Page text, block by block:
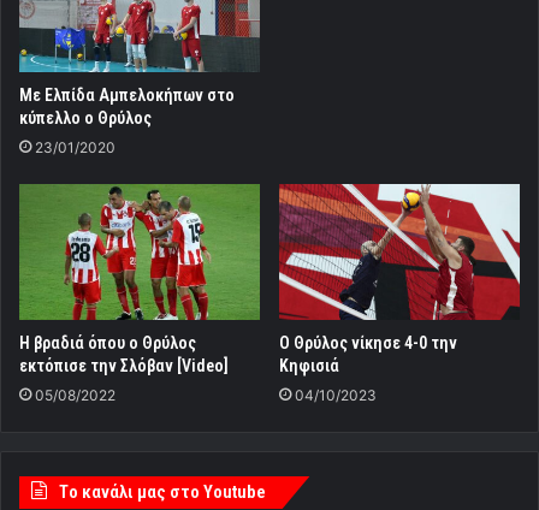
Με Ελπίδα Αμπελοκήπων στο
κύπελλο ο Θρύλος
23/01/2020
Η βραδιά όπου ο Θρύλος
εκτόπισε την Σλόβαν [Video]
05/08/2022
Ο Θρύλος νίκησε 4-0 την
Κηφισιά
04/10/2023
Tο κανάλι μας στο Youtube